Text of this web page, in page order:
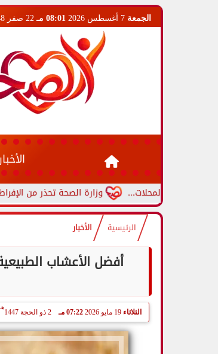
الجمعة 08:01 مـ 22 صفر 1448
وزارة الصحة تحذر من الإفراط في
الرئيسية الأخبار
أفضل الأعشاب
الثلاثاء 19 مايو 2026 07:22 مـ 2 ذو الحجة 1447
هـ